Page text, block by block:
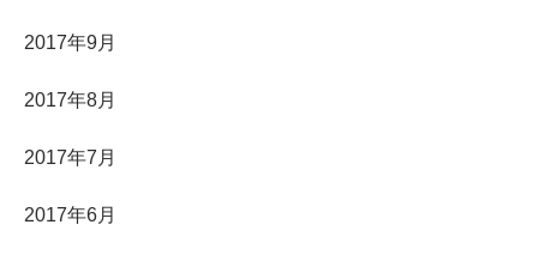
2017年9月
2017年8月
2017年7月
2017年6月